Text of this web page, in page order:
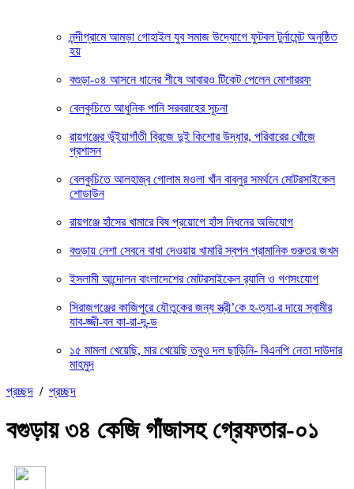
নন্দীগ্রামে আমড়া গোহাইল যুব সমাজ উদ্যোগে ফুটবল টুর্নামেন্ট অনুষ্ঠিত
হয়
বগুড়া-০৪ আসনে ধানের শীষে আবারও টিকেট পেলেন মোশাররফ
বেলকুচিতে আধুনিক পানি সরবরাহের সূচনা
রায়গঞ্জের ভূঁইয়াগাঁতী ব্রিজে দুই কিশোর উদ্ধার, পরিবারের খোঁজে
প্রশাসন
বেলকুচিতে আলহাজ্ব গোলাম মওলা খাঁন বাবলুর সমর্থনে মোটরসাইকেল
শোডাউন
রায়গঞ্জে হাঁসের খামারে বিষ প্রয়োগে হাঁস নিধনের অভিযোগ
বগুড়ায় নেশা সেবনে বাধা দেওয়ায় খামারি স্বপন প্রামানিক গুরুতর জখম
ইসলামী আন্দোলন বাংলাদেশের মোটরসাইকেল র‍্যালি ও গণসংযোগ
সিরাজগঞ্জের কাজিপুরে যৌতুকের জন্য স্ত্রী’কে হ-ত্যা-র দায়ে স্বামীর
যাব-জ্জী-বন কা-রা-দ-ন্ড
১৫ মামলা খেয়েছি, মার খেয়েছি তবুও দল ছাড়িনি- বিএনপি নেতা দাউদার
মাহমুদ
প্রচ্ছদ / প্রচ্ছদ
বগুড়ায় ৩৪ কেজি গাঁজাসহ গ্রেফতার-০১